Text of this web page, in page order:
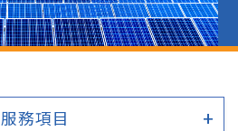
服務項目